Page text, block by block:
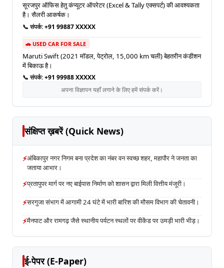
सूरजपुर ऑफिस हेतु कंप्यूटर ऑपरेटर (Excel & Tally एक्सपर्ट) की आवश्यकता
है। सैलरी आकर्षक।
📞 संपर्क:+91 99887 XXXXX
🚗 USED CAR FOR SALE
Maruti Swift (2021 मॉडल, पेट्रोल, 15,000 km चली) बेहतरीन कंडीशन
में बिकाऊ है।
📞 संपर्क:+91 99988 XXXXX
अपना विज्ञापन यहाँ लगाने के लिए हमें संपर्क करें।
संक्षिप्त ख़बरें (Quick News)
⚡अंबिकापुर नगर निगम बना प्रदेश का नंबर वन स्वच्छ शहर, महापौर ने जनता का
जताया आभार।
⚡प्रतापुपर मार्ग पर नए बाईपास निर्माण को शासन द्वारा मिली वित्तीय मंजूरी।
⚡सरगुजा संभाग में आगामी 24 घंटे में भारी बारिश की मौसम विभाग की चेतावनी।
⚡मैनपाट और रामगढ़ जैसे स्थानीय पर्यटन स्थलों पर वीकेंड पर उमड़ी भारी भीड़।
ई-पेपर (E-Paper)